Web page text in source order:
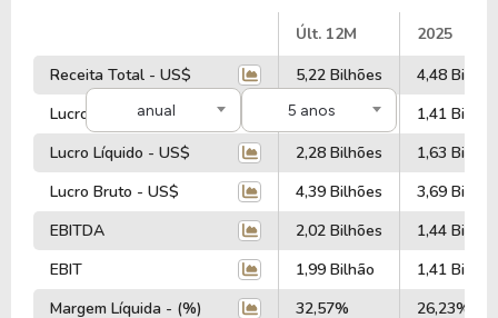
anual 5 anos
Últ. 12M
2025
Receita Total - US$
5,22 Bilhões
4,48
Lucro Operacional - US$
1,99 Bilhão
1,41 Bilhão
Lucro Líquido - US$
2,28 Bilhões
1,63 Bilhão
Lucro Bruto - US$
4,39 Bilhões
3,69
EBITDA
2,02 Bilhões
1,44 Bilhão
EBIT
1,99 Bilhão
1,41 Bilhão
Margem Líquida - (%)
32,57%
26,23%